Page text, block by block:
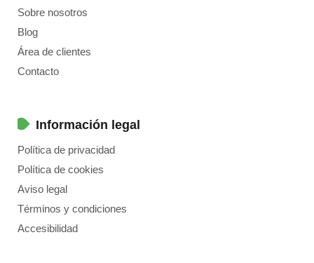
Sobre nosotros
Blog
Área de clientes
Contacto
Información legal
Política de privacidad
Política de cookies
Aviso legal
Términos y condiciones
Accesibilidad